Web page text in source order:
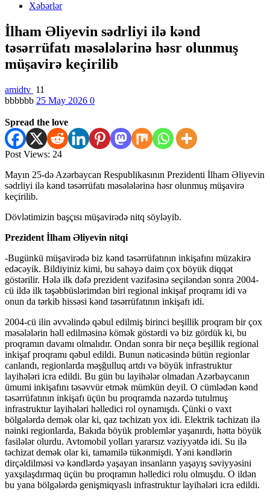
Xəbərlər
İlham Əliyevin sədrliyi ilə kənd
təsərrüfatı məsələlərinə həsr olunmuş
müşavirə keçirilib
amidtv 11
bbbbbb 25 May 2026 0
Spread the love
Post Views: 24
Mayın 25-də Azərbaycan Respublikasının Prezidenti İlham Əliyevin
sədrliyi ilə kənd təsərrüfatı məsələlərinə həsr olunmuş müşavirə
keçirilib.
Dövlətimizin başçısı müşavirədə nitq söyləyib.
Prezident İlham Əliyevin nitqi
-Bugünkü müşavirədə biz kənd təsərrüfatının inkişafını müzakirə
edəcəyik. Bildiyiniz kimi, bu sahəyə daim çox böyük diqqət
göstərilir. Hələ ilk dəfə prezident vəzifəsinə seçiləndən sonra 2004-
cü ildə ilk təşəbbüslərimdən biri regional inkişaf proqramı idi və
onun da tərkib hissəsi kənd təsərrüfatının inkişafı idi.
2004-cü ilin əvvəlində qəbul edilmiş birinci beşillik proqram bir çox
məsələlərin həll edilməsinə kömək göstərdi və biz gördük ki, bu
proqramın davamı olmalıdır. Ondan sonra bir neçə beşillik regional
inkişaf proqramı qəbul edildi. Bunun nəticəsində bütün regionlar
canlandı, regionlarda məşğulluq artdı və böyük infrastruktur
layihələri icra edildi. Bu gün bu layihələr olmadan Azərbaycanın
ümumi inkişafını təsəvvür etmək mümkün deyil. O cümlədən kənd
təsərrüfatının inkişafı üçün bu proqramda nəzərdə tutulmuş
infrastruktur layihələri həlledici rol oynamışdı. Çünki o vaxt
bölgələrdə demək olar ki, qaz təchizatı yox idi. Elektrik təchizatı ilə
nəinki regionlarda, Bakıda böyük problemlər yaşanırdı, hətta böyük
fasilələr olurdu. Avtomobil yolları yararsız vəziyyətdə idi. Su ilə
təchizat demək olar ki, tamamilə tükənmişdi. Yəni kəndlərin
dirçəldilməsi və kəndlərdə yaşayan insanların yaşayış səviyyəsini
yaxşılaşdırmaq üçün bu proqramın həlledici rolu olmuşdu. O ildən
bu yana bölgələrdə genişmiqyaslı infrastruktur layihələri icra edildi.